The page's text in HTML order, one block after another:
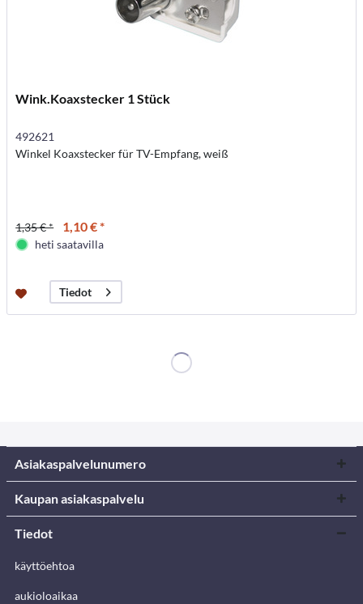
Wink.Koaxstecker 1 Stück
492621
Winkel Koaxstecker für TV-Empfang, weiß
1,35 € * 1,10 € *
heti saatavilla
Tiedot
Asiakaspalvelunumero
Kaupan asiakaspalvelu
Tiedot
käyttöehtoa
aukioloaikaa